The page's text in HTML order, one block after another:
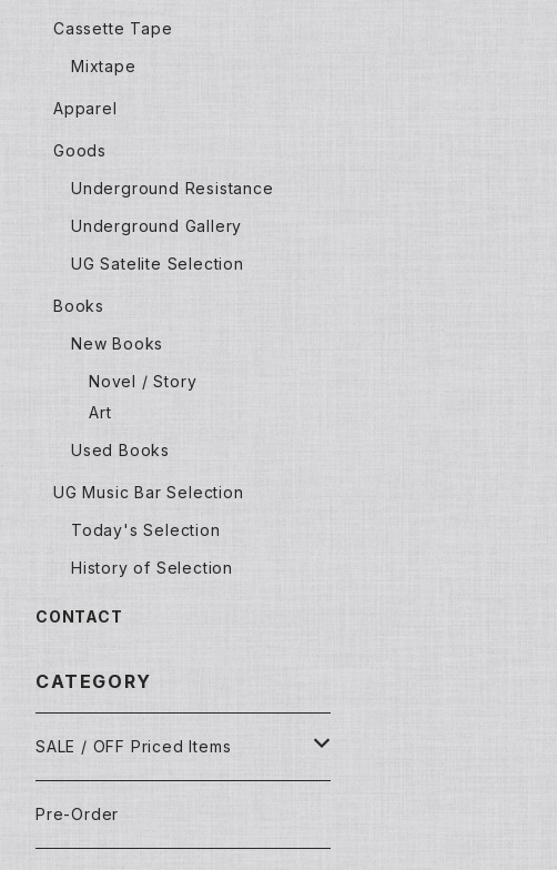
Cassette Tape
Mixtape
Apparel
Goods
Underground Resistance
Underground Gallery
UG Satelite Selection
Books
New Books
Novel / Story
Art
Used Books
UG Music Bar Selection
Today's Selection
History of Selection
CONTACT
CATEGORY
SALE / OFF Priced Items
Dead Stocks
Pre-Order